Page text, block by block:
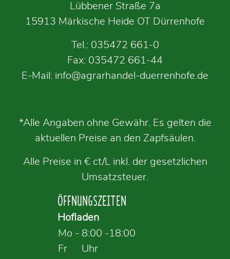
Lübbener Straße 7a
15913 Märkische Heide OT Dürrenhofe
Tel.: 035472 661-0
Fax: 035472 661-44
E-Mail: info@agrarhandel-duerrenhofe.de
*Alle Angaben ohne Gewähr. Es gelten die
aktuellen Preise an den Zapfsäulen.
Alle Preise in € ct/L inkl. der gesetzlichen
Umsatzsteuer.
ÖFFNUNGSZEITEN
Hofladen
Mo -
Fr
8:00 -18:00
Uhr